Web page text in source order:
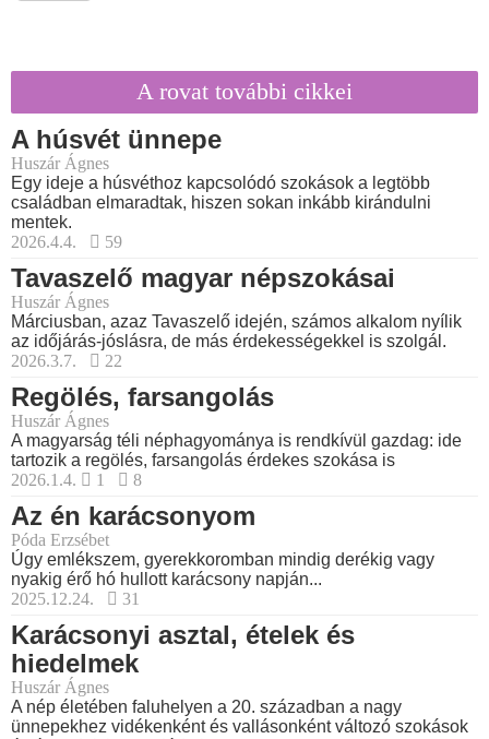
A rovat további cikkei
A húsvét ünnepe
Huszár Ágnes
Egy ideje a húsvéthoz kapcsolódó szokások a legtöbb
családban elmaradtak, hiszen sokan inkább kirándulni
mentek.
2026.4.4.
59
Tavaszelő magyar népszokásai
Huszár Ágnes
Márciusban, azaz Tavaszelő idején, számos alkalom nyílik
az időjárás-jóslásra, de más érdekességekkel is szolgál.
2026.3.7.
22
Regölés, farsangolás
Huszár Ágnes
A magyarság téli néphagyománya is rendkívül gazdag: ide
tartozik a regölés, farsangolás érdekes szokása is
2026.1.4.
1 8
Az én karácsonyom
Póda Erzsébet
Úgy emlékszem, gyerekkoromban mindig derékig vagy
nyakig érő hó hullott karácsony napján...
2025.12.24.
31
Karácsonyi asztal, ételek és
hiedelmek
Huszár Ágnes
A nép életében faluhelyen a 20. században a nagy
ünnepekhez vidékenként és vallásonként változó szokások